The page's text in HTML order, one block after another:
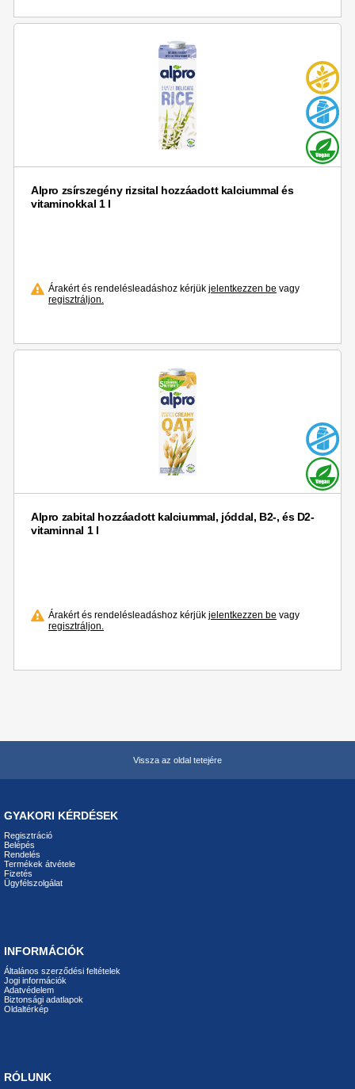
Alpro zsírszegény rizsital hozzáadott kalciummal és
vitaminokkal 1 l
Árakért és rendelésleadáshoz kérjük jelentkezzen be vagy
regisztráljon.
Alpro zabital hozzáadott kalciummal, jóddal, B2-, és D2-
vitaminnal 1 l
Árakért és rendelésleadáshoz kérjük jelentkezzen be vagy
regisztráljon.
Vissza az oldal tetejére
GYAKORI KÉRDÉSEK
Regisztráció
Belépés
Rendelés
Termékek átvétele
Fizetés
Ügyfélszolgálat
INFORMÁCIÓK
Általános szerződési feltételek
Jogi információk
Adatvédelem
Biztonsági adatlapok
Oldaltérkép
RÓLUNK